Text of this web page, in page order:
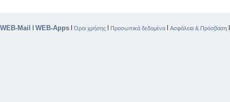
WEB-Mail | WEB-Apps |Όροι χρήσης | Προσωπικά δεδομένα | Ασφάλεια & Πρόσβαση